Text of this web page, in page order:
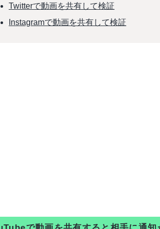
Twitterで動画を共有して検証
Instagramで動画を共有して検証